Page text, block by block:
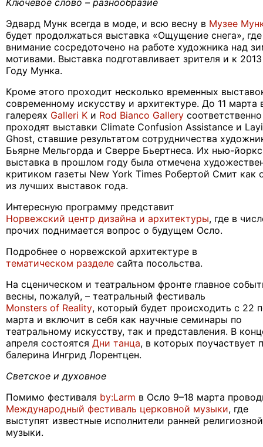
Ключевое слово – разнообразие
Эдвард Мунк всегда в моде, и всю весну в Музее
будет продолжаться выставка «Ощущение снега», где
внимание сосредоточено на работе художника над
мотивами. Выставка подготавливает зрителя и к
Году Мунка.
Кроме этого проходит несколько временных
современному искусству и архитектуре. До 11 марта
галереях Galleri K и Rod Bianco Gallery соответственно
проходят выставки Climate Confusion Assistance и
Ghost, ставшие результатом сотрудничества
Бьярне Мельгорда и Сверре Бьертнеса. Их нью-
выставка в прошлом году была отмечена
критиком газеты New York Times Робертой Смит как
из лучших выставок года.
Интересную программу представит
Норвежский центр дизайна и архитектуры, где в
прочих поднимается вопрос о будущем Осло.
Подробнее о норвежской архитектуре в
тематическом разделе сайта посольства.
На сценическом и театральном фронте главное
весны, пожалуй, – театральный фестиваль
Monsters of Reality, который будет происходить с 22
марта и включит в себя как научные семинары по
театральному искусству, так и представления. В
апреля состоятся Дни танца, в которых поучаствует
балерина Ингрид Лорентцен.
Светское и духовное
Помимо фестиваля by:Larm в Осло 9–18 марта
Международный фестиваль церковной музыки, где
выступят известные исполнители ранней религиозной
музыки.